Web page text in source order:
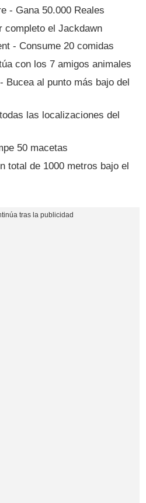
- Gana 50.000 Reales
completo el Jackdawn
- Consume 20 comidas
con los 7 amigos animales
Bucea al punto más bajo del
las localizaciones del
50 macetas
total de 1000 metros bajo el